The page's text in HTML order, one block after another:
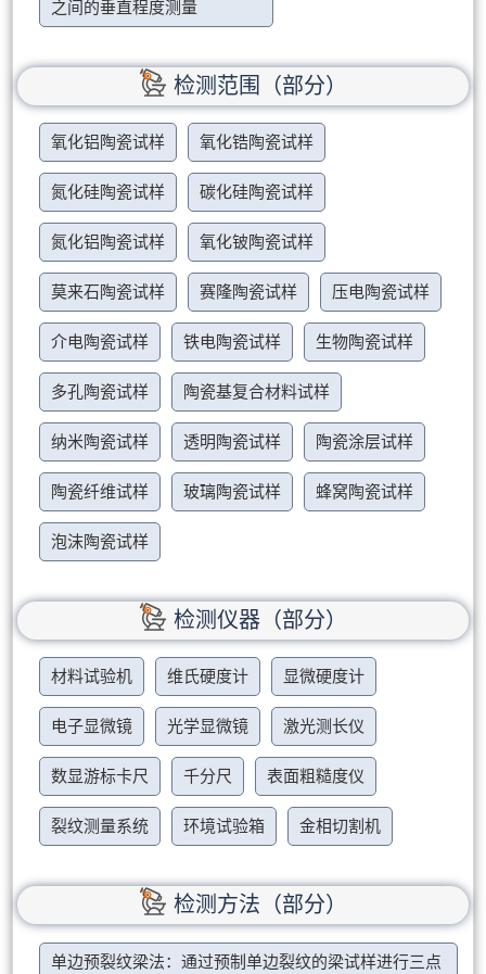
之间的垂直程度测量
检测范围（部分）
氧化铝陶瓷试样 氧化锆陶瓷试样
氮化硅陶瓷试样 碳化硅陶瓷试样
氮化铝陶瓷试样 氧化铍陶瓷试样
莫来石陶瓷试样 赛隆陶瓷试样 压电陶瓷试样
介电陶瓷试样 铁电陶瓷试样 生物陶瓷试样
多孔陶瓷试样 陶瓷基复合材料试样
纳米陶瓷试样 透明陶瓷试样 陶瓷涂层试样
陶瓷纤维试样 玻璃陶瓷试样 蜂窝陶瓷试样
泡沫陶瓷试样
检测仪器（部分）
材料试验机 维氏硬度计 显微硬度计
电子显微镜 光学显微镜 激光测长仪
数显游标卡尺 千分尺 表面粗糙度仪
裂纹测量系统 环境试验箱 金相切割机
检测方法（部分）
单边预裂纹梁法：通过预制单边裂纹的梁试样进行三点